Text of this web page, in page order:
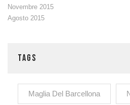
Novembre 2015
Agosto 2015
TAGS
Maglia Del Barcellona